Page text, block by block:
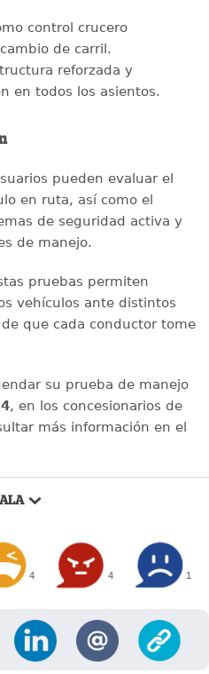
control crucero
de carril.
reforzada y
en todos los asientos.
pueden evaluar el
en ruta, así como el
de seguridad activa y
de manejo.
pruebas permiten
vehículos ante distintos
que cada conductor tome
su prueba de manejo
, en los concesionarios de
más información en el
4 4 1